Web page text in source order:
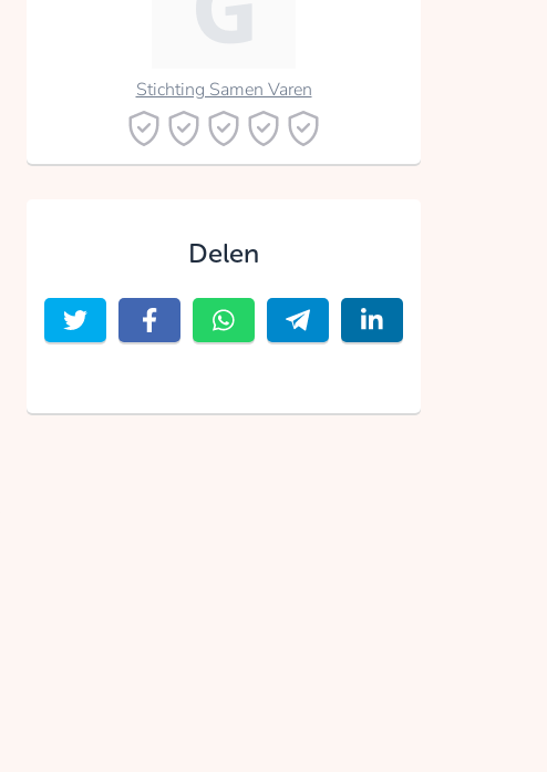
Stichting Samen Varen
Delen